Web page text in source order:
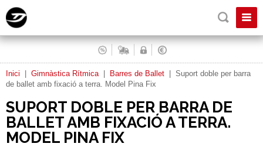
Inici Gimnàstica Rítmica| Barres de Ballet
Suport doble per barra
de ballet amb fixació a terra. Model Pina Fix
SUPORT DOBLE PER BARRA DE
BALLET AMB FIXACIÓ A TERRA.
MODEL PINA FIX